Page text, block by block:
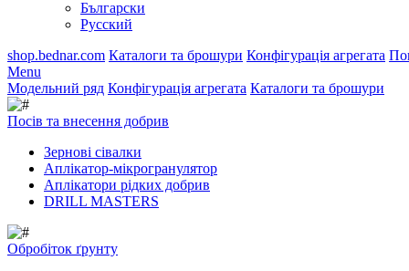
Български
Русский
shop.bednar.com Каталоги та брошури Конфігурація агрегата
Menu
Модельний ряд Конфігурація агрегата Каталоги та брошури
Посів та внесення добрив
Зернові сівалки
Аплікатор-мікрогранулятор
Аплікатори рідких добрив
DRILL MASTERS
Обробіток ґрунту